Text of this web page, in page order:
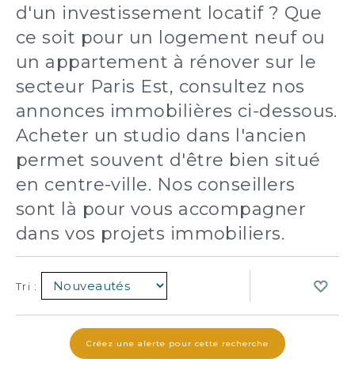
d'un investissement locatif ? Que
ce soit pour un logement neuf ou
un appartement à rénover sur le
secteur Paris Est, consultez nos
annonces immobilières ci-dessous.
Acheter un studio dans l'ancien
permet souvent d'être bien situé
en centre-ville. Nos conseillers
sont là pour vous accompagner
dans vos projets immobiliers.
Tri :